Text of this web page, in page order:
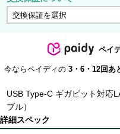
ペイ
今ならペイディの 3・6・12回あ
USB Type-C ギガビット対応
ブル）
詳細スペック